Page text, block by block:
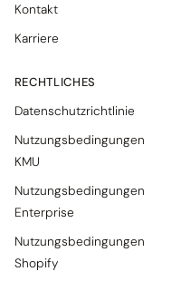
Kontakt
Karriere
RECHTLICHES
Datenschutzrichtlinie
Nutzungsbedingungen
KMU
Nutzungsbedingungen
Enterprise
Nutzungsbedingungen
Shopify